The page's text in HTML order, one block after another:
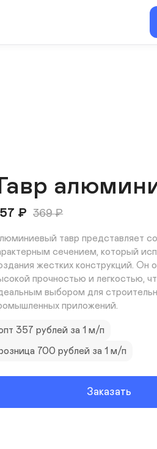
₽ 369₽
тавр представляет
сечением, который
жестких конструкций. Он
прочностью и легкостью,
выбором для
приложений.
357 рублей за 1 м/п
700 рублей за 1 м/п
Заказать